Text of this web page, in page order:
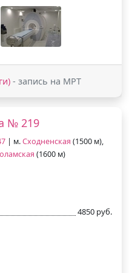
- запись на МРТ
№ 219
| м.Сходненская (1500 м),
(1600 м)
4850 руб.